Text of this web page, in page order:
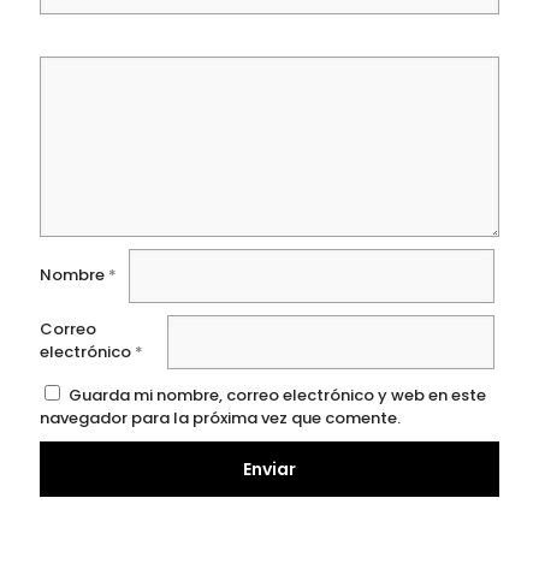
Nombre *
Correo
electrónico *
Guarda mi nombre, correo electrónico y web en este
navegador para la próxima vez que comente.